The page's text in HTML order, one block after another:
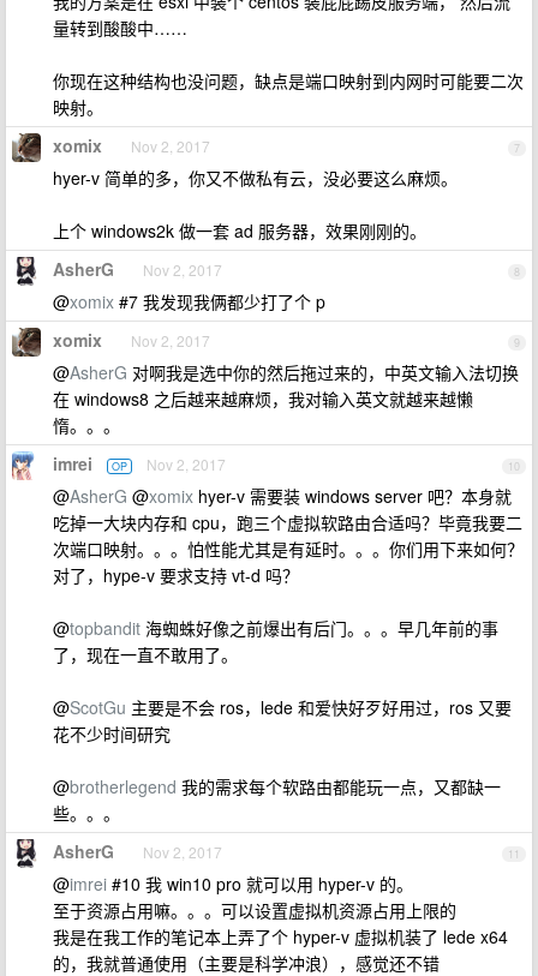
量转到酸酸中……
你现在这种结构也没问题，缺点是端口映射到内网时可能要二次
映射。
7
xomix Nov 2, 2017
hyer-v 简单的多，你又不做私有云，没必要这么麻烦。
上个 windows2k 做一套 ad 服务器，效果刚刚的。
8
AsherG Nov 2, 2017
@xomix #7 我发现我俩都少打了个 p
9
xomix Nov 2, 2017
@AsherG 对啊我是选中你的然后拖过来的，中英文输入法切换
在 windows8 之后越来越麻烦，我对输入英文就越来越懒
惰。。。
10
imrei OP Nov 2, 2017
@AsherG @xomix hyer-v 需要装 windows server 吧？本身就
吃掉一大块内存和 cpu，跑三个虚拟软路由合适吗？毕竟我要二
次端口映射。。。怕性能尤其是有延时。。。你们用下来如何？
对了，hype-v 要求支持 vt-d 吗？
@topbandit 海蜘蛛好像之前爆出有后门。。。早几年前的事
了，现在一直不敢用了。
@ScotGu 主要是不会 ros，lede 和爱快好歹好用过，ros 又要
花不少时间研究
@brotherlegend 我的需求每个软路由都能玩一点，又都缺一
些。。。
11
AsherG Nov 2, 2017
@imrei #10 我 win10 pro 就可以用 hyper-v 的。
至于资源占用嘛。。。可以设置虚拟机资源占用上限的
我是在我工作的笔记本上弄了个 hyper-v 虚拟机装了 lede x64
的，我就普通使用（主要是科学冲浪），感觉还不错